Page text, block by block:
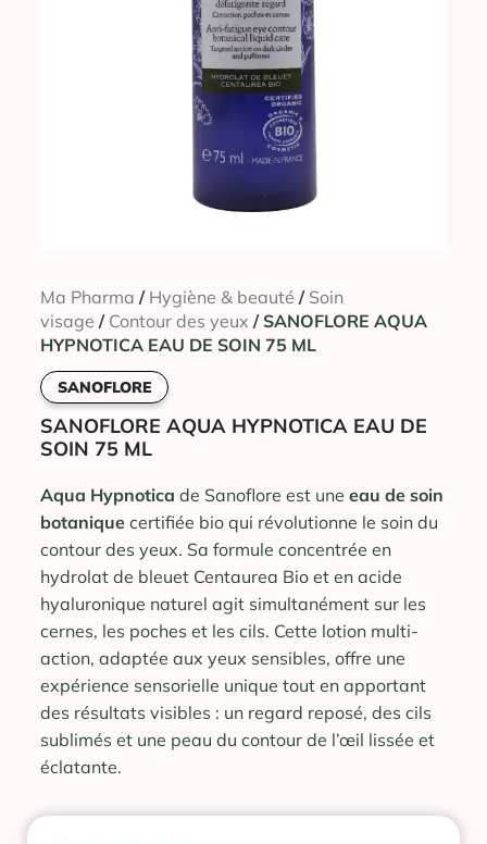
Ma Pharma / Hygiène & beauté / Soin
visage / Contour des yeux / SANOFLORE AQUA
HYPNOTICA EAU DE SOIN 75 ML
SANOFLORE
SANOFLORE AQUA HYPNOTICA EAU DE
SOIN 75 ML
Aqua Hypnotica de Sanoflore est une eau de soin
botanique certifiée bio qui révolutionne le soin du
contour des yeux. Sa formule concentrée en
hydrolat de bleuet Centaurea Bio et en acide
hyaluronique naturel agit simultanément sur les
cernes, les poches et les cils. Cette lotion multi-
action, adaptée aux yeux sensibles, offre une
expérience sensorielle unique tout en apportant
des résultats visibles : un regard reposé, des cils
sublimés et une peau du contour de l’œil lissée et
éclatante.